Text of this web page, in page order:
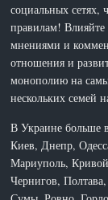
социальных сетях,
правилам! Влияйте
мнениями и
отношения и
монополию на
нескольких семей
В Украине больше
Киев, Днепр,
Мариуполь,
Чернигов,